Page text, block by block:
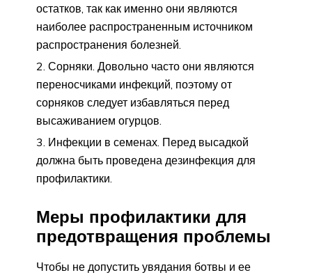
остатков, так как именно они являются
наиболее распространенным источником
распространения болезней.
Сорняки. Довольно часто они являются
переносчиками инфекций, поэтому от
сорняков следует избавляться перед
высаживанием огурцов.
Инфекции в семенах. Перед высадкой
должна быть проведена дезинфекция для
профилактики.
Меры профилактики для
предотвращения проблемы
Чтобы не допустить увядания ботвы и ее